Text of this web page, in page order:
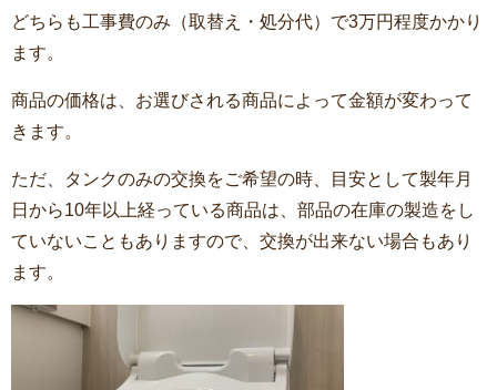
どちらも工事費のみ（取替え・処分代）で3万円程度かかり
ます。
商品の価格は、お選びされる商品によって金額が変わって
きます。
ただ、タンクのみの交換をご希望の時、目安として製年月
日から10年以上経っている商品は、部品の在庫の製造をし
ていないこともありますので、交換が出来ない場合もあり
ます。